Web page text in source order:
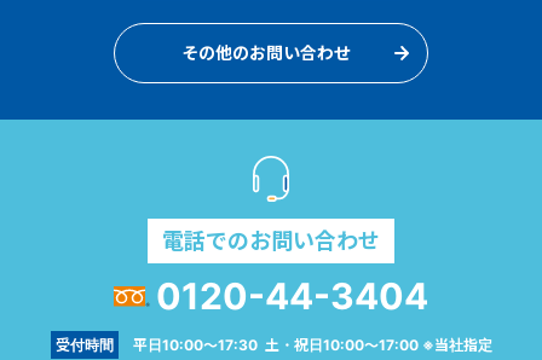
その他のお問い合わせ
電話でのお問い合わせ
0120-44-3404
受付時間
平日10:00～17:30 土・祝日10:00～17:00 ※当社指定